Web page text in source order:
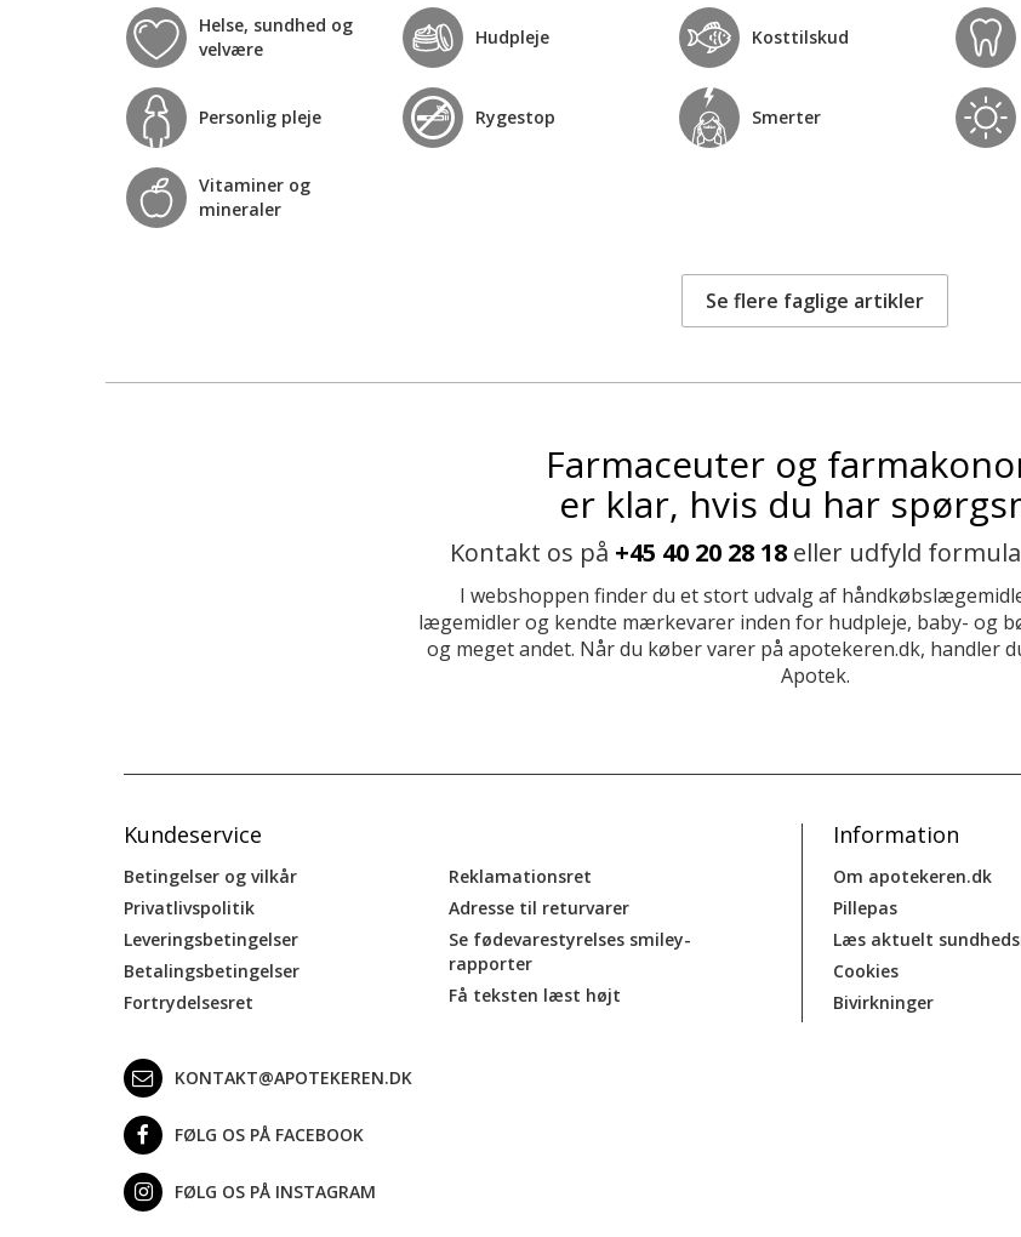
Helse, sundhed og
velvære
Hudpleje Kosttilskud
Personlig pleje Rygestop Smerter
Vitaminer og
mineraler
Se flere faglige artikler
Farmaceuter og
er klar, hvis du har
Kontakt os på +45 40 20 28 18 eller udfyld
I webshoppen finder du et stort udvalg af
lægemidler og kendte mærkevarer inden for hudpleje, baby- og
og meget andet. Når du køber varer på apotekeren.dk, handler
Apotek.
Kundeservice
Betingelser og vilkår
Privatlivspolitik
Leveringsbetingelser
Betalingsbetingelser
Fortrydelsesret
Reklamationsret
Adresse til returvarer
Se fødevarestyrelses smiley-
rapporter
Få teksten læst højt
Information
Om apotekeren.dk
Pillepas
Læs aktuelt
Cookies
Bivirkninger
KONTAKT@APOTEKEREN.DK
FØLG OS PÅ FACEBOOK
FØLG OS PÅ INSTAGRAM